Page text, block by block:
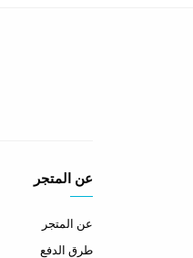
عن المتجر
عن المتجر
طرق الدفع